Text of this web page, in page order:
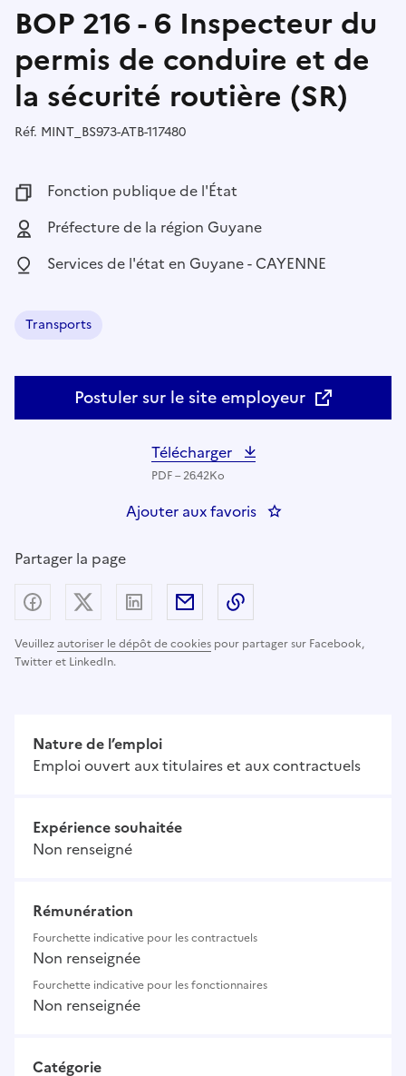
BOP 216 - 6 Inspecteur du
permis de conduire et de
la sécurité routière (SR)
Réf. Référence :
MINT_BS973-ATB-117480
Fonction publique :
Fonction publique de l'État
Employeur :
Préfecture de la région Guyane
Localisation :
Services de l'état en Guyane - CAYENNE
Domaine :
Transports
Postuler sur le site employeur
Télécharger
PDF – 26.42Ko
Ajouter aux favoris : BOP 216 - 6
Partager la page
Veuillezautoriser le dépôt de cookies pour partager sur Facebook,
Twitter et LinkedIn.
Partager sur Facebook
Partager sur X (anciennement Twitter) -
Partager sur LinkedIn
Partager par email
Nature de l’emploi
Emploi ouvert aux titulaires et aux contractuels
Expérience souhaitée
Non renseigné
Rémunération
Fourchette indicative pour les contractuels
Non renseignée
Fourchette indicative pour les fonctionnaires
Non renseignée
Catégorie